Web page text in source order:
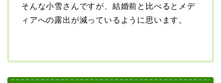
そんな小雪さんですが、結婚前と比べるとメデ
ィアへの露出が減っているように思います。